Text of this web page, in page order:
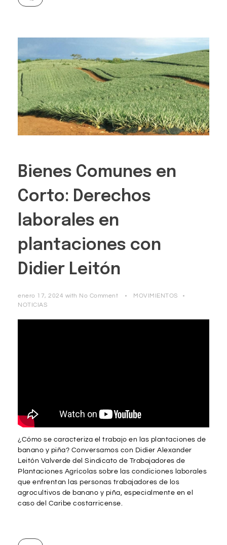
Bienes Comunes en
Corto: Derechos
laborales en
plantaciones con
Didier Leitón
enero 17, 2024 with No Comment
MOVIMIENTOS
NOTICIAS
¿Cómo se caracteriza el trabajo en las plantaciones de
banano y piña? Conversamos con Didier Alexander
Leitón Valverde del Sindicato de Trabajadores de
Plantaciones Agrícolas sobre las condiciones laborales
que enfrentan las personas trabajadores de los
agrocultivos de banano y piña, especialmente en el
caso del Caribe costarricense.